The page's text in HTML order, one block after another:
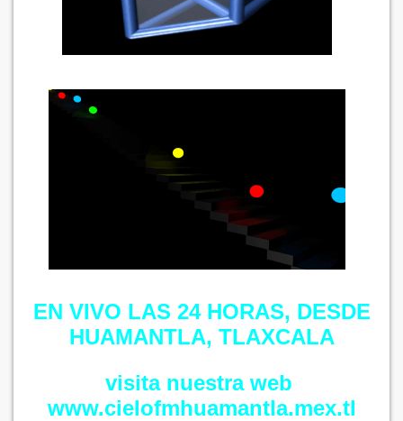
EN VIVO LAS 24 HORAS, DESDE
HUAMANTLA, TLAXCALA
visita nuestra web
​​www.cielofmhuamantla.mex.tl